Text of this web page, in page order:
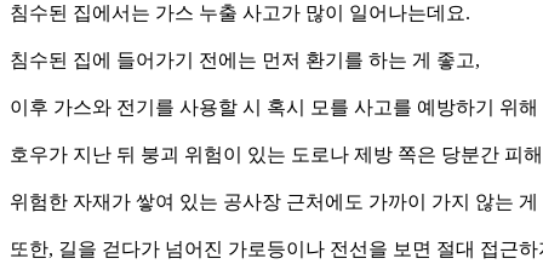
침수된 집에서는 가스 누출 사고가 많이 일어나는데요.
침수된 집에 들어가기 전에는 먼저 환기를 하는 게 좋고,
이후 가스와 전기를 사용할 시 혹시 모를 사고를 예방하기 위
호우가 지난 뒤 붕괴 위험이 있는 도로나 제방 쪽은 당분간 피
위험한 자재가 쌓여 있는 공사장 근처에도 가까이 가지 않는
또한, 길을 걷다가 넘어진 가로등이나 전선을 보면 절대 접근하